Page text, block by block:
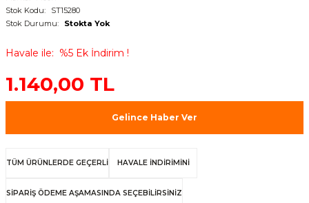
Stok Kodu
ST15280
Stok Durumu
Stokta Yok
Havale ile %5 Ek İndirim !
1.140,00 TL
Gelince Haber Ver
TÜM ÜRÜNLERDE GEÇERLİ HAVALE İNDİRİMİNİ
SİPARİŞ ÖDEME AŞAMASINDA SEÇEBİLİRSİNİZ